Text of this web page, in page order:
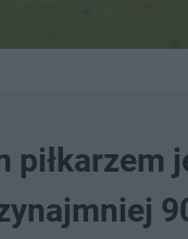
piłkarzem